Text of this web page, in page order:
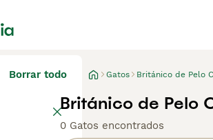
Borrar todo Gatos Británico de Pelo
Británico de Pelo
0 Gatos encontrados